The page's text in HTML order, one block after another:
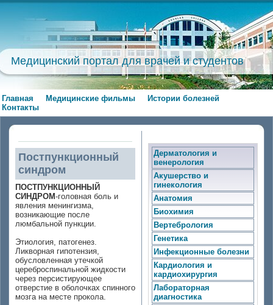
Медицинский портал для врачей и студентов
Главная Медицинские фильмы
Истории болезней
Контакты
Постпункционный
синдром
ПОСТПУНКЦИОННЫЙ
СИНДРОМ-головная боль и
явления менингизма,
возникающие после
люмбальной пункции.
Этиология, патогенез.
Ликворная гипотензия,
обусловленная утечкой
цереброспинальной жидкости
через персистирующее
отверстие в оболочках спинного
мозга на месте прокола.
Дерматология и
венерология
Акушерство и
гинекология
Анатомия
Биохимия
Вертебрология
Генетика
Инфекционные болезни
Кардиология и
кардиохирургия
Лабораторная
диагностика